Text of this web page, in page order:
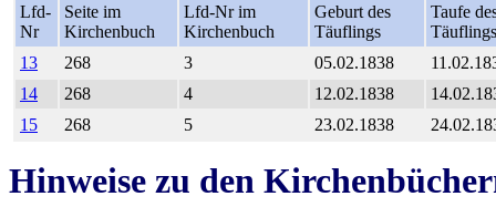
Lfd-
Nr
Seite im
Kirchenbuch
Lfd-Nr im
Kirchenbuch
Geburt des
Täuflings
Taufe
Täuflings
13
268 3 05.02.1838
14
268 4 12.02.1838
15
268 5 23.02.1838
Hinweise zu den